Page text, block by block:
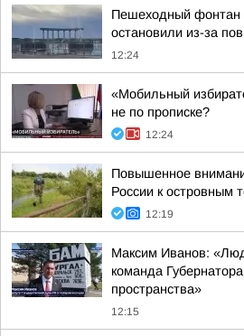
Пешеходный фонтан
остановили из-за
12:24
«Мобильный
не по прописке?
12:24
Повышенное
России к островным
12:19
Максим Иванов:
команда
пространства»
12:15